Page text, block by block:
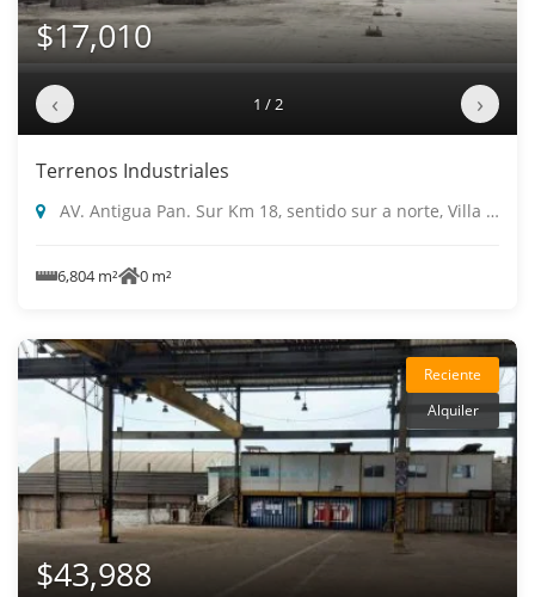
$17,010
‹ 1 / 2 ›
Terrenos Industriales
AV. Antigua Pan. Sur Km 18, sentido sur a norte, Villa El Salvador
6,804 m² 0 m²
Reciente
Alquiler
$43,988